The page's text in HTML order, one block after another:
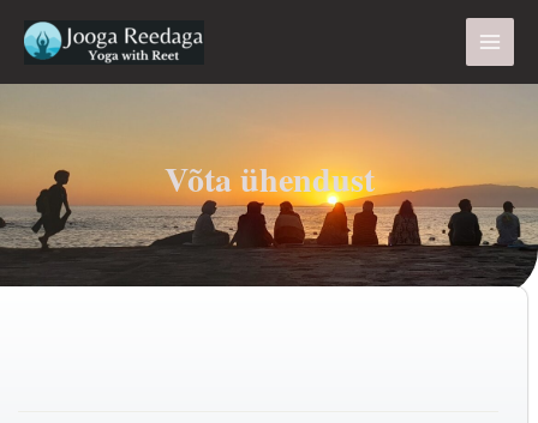
Main
Võta ühendust